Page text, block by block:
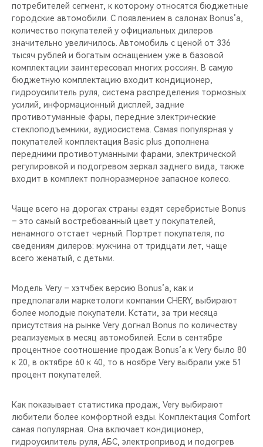
CHERY REMOTE
НАШИ МЕРОПРИЯТИЯ
ВИДЕООБЗОРЫ
CHERY ДЛЯ ДЕТЕЙ
потребителей сегмент, к которому относятся бюджетные
городские автомобили. С появлением в салонах Bonus’а,
количество покупателей у официальных дилеров
значительно увеличилось. Автомобиль с ценой от 336
тысяч рублей и богатым оснащением уже в базовой
комплектации заинтересовал многих россиян. В самую
бюджетную комплектацию входит кондиционер,
гидроусилитель руля, система распределения тормозных
усилий, информационный дисплей, задние
противотуманные фары, передние электрические
стеклоподъемники, аудиосистема. Самая популярная у
покупателей комплектация Basic plus дополнена
передними противотуманными фарами, электрической
регулировкой и подогревом зеркал заднего вида, также
входит в комплект полноразмерное запасное колесо.
Чаще всего на дорогах страны ездят серебристые Bonus
– это самый востребованный цвет у покупателей,
ненамного отстает черный. Портрет покупателя, по
сведениям дилеров: мужчина от тридцати лет, чаще
всего женатый, с детьми.
Модель Very – хэтчбек версию Bonus’а, как и
предполагали маркетологи компании CHERY, выбирают
более молодые покупатели. Кстати, за три месяца
присутствия на рынке Very догнал Bonus по количеству
реализуемых в месяц автомобилей. Если в сентябре
процентное соотношение продаж Bonus’а к Very было 80
к 20, в октябре 60 к 40, то в ноябре Very выбрали уже 51
процент покупателей.
Как показывает статистика продаж, Very выбирают
любители более комфортной езды. Комплектация Comfort
самая популярная. Она включает кондиционер,
гидроусилитель руля, АБС, электропривод и подогрев